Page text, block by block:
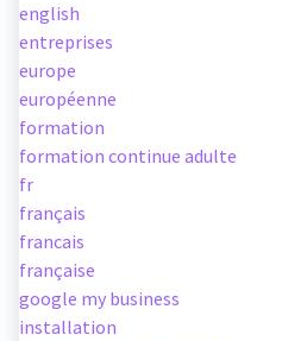
english
entreprises
europe
européenne
formation
formation continue adulte
fr
français
francais
française
google my business
installation